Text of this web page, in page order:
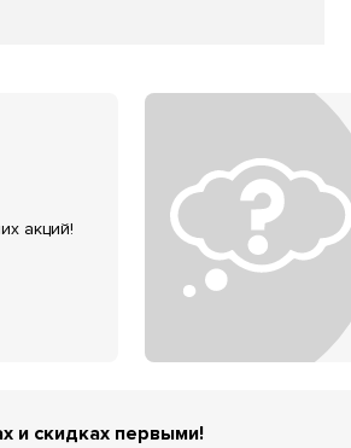
акций!
и скидках первыми!